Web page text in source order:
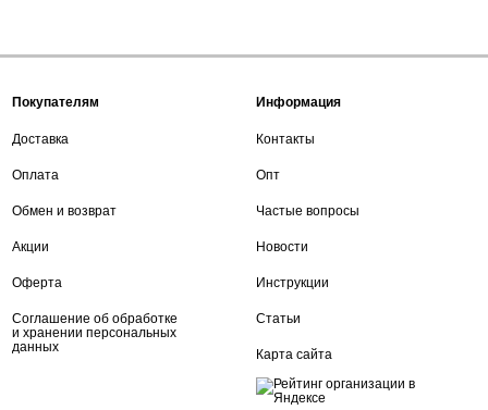
Покупателям
Доставка
Оплата
Обмен и возврат
Акции
Оферта
Соглашение об обработке
и хранении персональных
данных
Информация
Контакты
Опт
Частые вопросы
Новости
Инструкции
Статьи
Карта сайта